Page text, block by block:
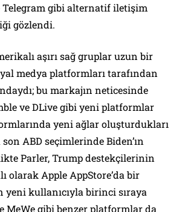
gibi alternatif iletişim
gözlendi.
aşırı sağ gruplar uzun bir
medya platformları tarafından
bu markajın neticesinde
ve DLive gibi yeni platformlar
yeni ağlar oluşturdukları
ABD seçimlerinde Biden’ın
Parler, Trump destekçilerinin
olarak Apple AppStore’da bir
yeni kullanıcıyla birinci sıraya
MeWe gibi benzer platformlar da